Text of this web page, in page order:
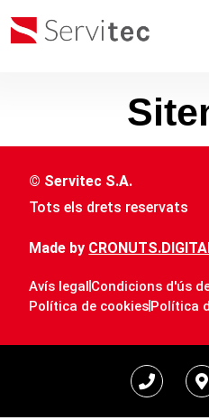
© Servitec S.A.
Tots els drets reservats
Made by
Avís legal Condicions d'ús
Política de cookiesPolítica